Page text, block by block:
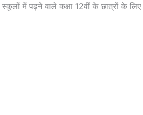
में पढ़ने वाले कक्षा 12वीं के छात्रों के लिए